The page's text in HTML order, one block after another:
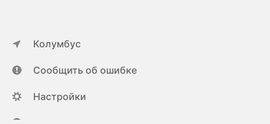
Колумбус
Сообщить об ошибке
Настройки